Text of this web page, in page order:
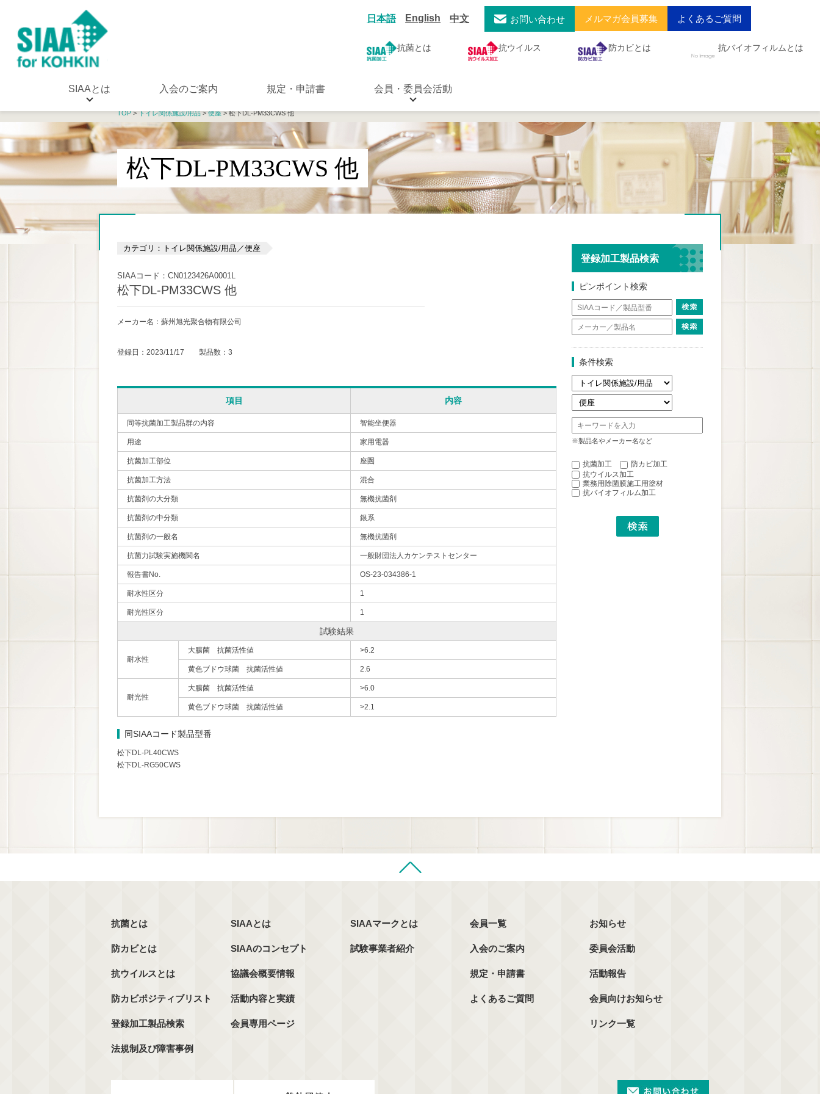
日本語 English 中文 お問い合わせ メルマガ会員募集 よくあるご質問
抗菌とは 抗ウイルス 防カビとは 抗バイオフィルムとは
SIAAとは 入会のご案内 規定・申請書 会員・委員会活動
TOP>トイレ関係施設/用品>便座> 松下DL-PM33CWS 他
松下DL-PM33CWS 他
カテゴリ：トイレ関係施設/用品／便座
SIAAコード：CN0123426A0001L
松下DL-PM33CWS 他
メーカー名：蘇州旭光聚合物有限公司
登録日：2023/11/17 製品数：3
項目 内容
同等抗菌加工製品群の内容 智能坐便器
用途 家用電器
抗菌加工部位 座圏
抗菌加工方法 混合
抗菌剤の大分類 無機抗菌剤
抗菌剤の中分類 銀系
抗菌剤の一般名 無機抗菌剤
抗菌力試験実施機関名 一般財団法人カケンテストセンター
報告書No. OS-23-034386-1
耐水性区分 1
耐光性区分 1
試験結果
耐水性
大腸菌 抗菌活性値 >6.2
黄色ブドウ球菌 抗菌活性値 2.6
耐光性
大腸菌 抗菌活性値 >6.0
黄色ブドウ球菌 抗菌活性値 >2.1
同SIAAコード製品型番
松下DL-PL40CWS
松下DL-RG50CWS
登録加工製品検索
ピンポイント検索
条件検索
※製品名やメーカー名など
抗菌加工
防カビ加工
抗ウイルス加工
業務用除菌膜施工用塗材
抗バイオフィルム加工
抗菌とは
防カビとは
抗ウイルスとは
防カビポジティブリスト
登録加工製品検索
法規制及び障害事例
SIAAとは
SIAAのコンセプト
協議会概要情報
活動内容と実績
会員専用ページ
SIAAマークとは
試験事業者紹介
会員一覧
入会のご案内
規定・申請書
よくあるご質問
お知らせ
委員会活動
活動報告
会員向けお知らせ
リンク一覧